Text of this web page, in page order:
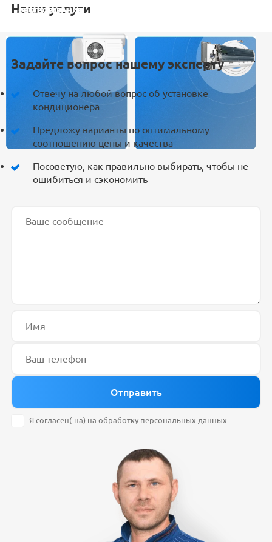
Наши услуги
УСТАНОВКА
ОБСЛУЖИВАНИЕ
Задайте вопрос нашему эксперту
Отвечу на любой вопрос об установке
кондиционера
Предложу варианты по оптимальному
соотношению цены и качества
Посоветую, как правильно выбирать, чтобы не
ошибиться и сэкономить
Я согласен(-на) наобработку персональных данных